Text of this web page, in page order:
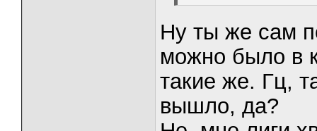
Ну ты же сам
можно было в
такие же. Гц,
вышло, да?